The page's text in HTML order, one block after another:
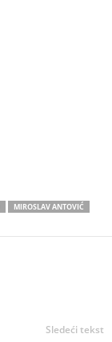
MIROSLAV ANTOVIĆ
Sledeći tekst